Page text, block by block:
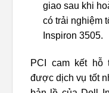
giao sau khi
có trải nghiệm
Inspiron 3505.
PCI cam kết hỗ
được dịch vụ tốt